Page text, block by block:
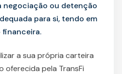
negociação ou detenção
para si, tendo em
a sua própria carteira
oferecida pela TransFi